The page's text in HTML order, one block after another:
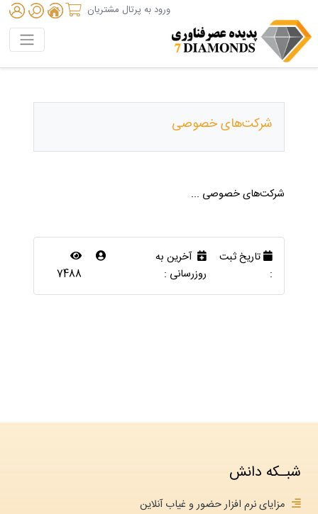
ورود به پرتال مشتریان
شرکت‌های خصوصی
شرکت‌های خصوصی ...
تاریخ ثبت
:
آخرین به
روزرسانی :
7488
شبـکه دانش
مزایای نرم افزار حضور و غیاب آنلاین